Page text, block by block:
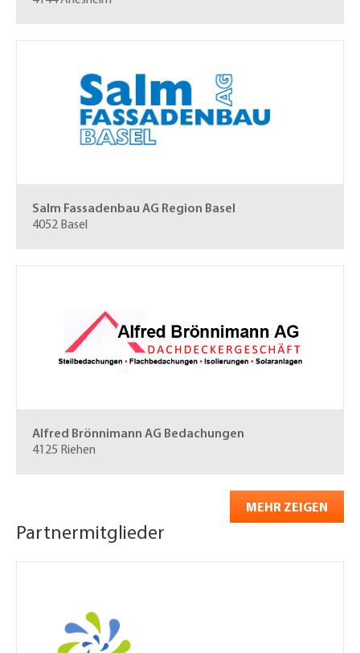
Salm Fassadenbau AG Region Basel
4052 Basel
Alfred Brönnimann AG Bedachungen
4125 Riehen
MEHR ZEIGEN
Partnermitglieder